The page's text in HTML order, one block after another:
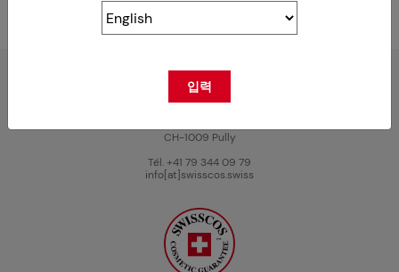
스위스 화장품 원산지 보호 협회 (SWISSCOS)
CH-1009 Pully
Tél. +41 79 344 09 79
info[at]swisscos.swiss
입력